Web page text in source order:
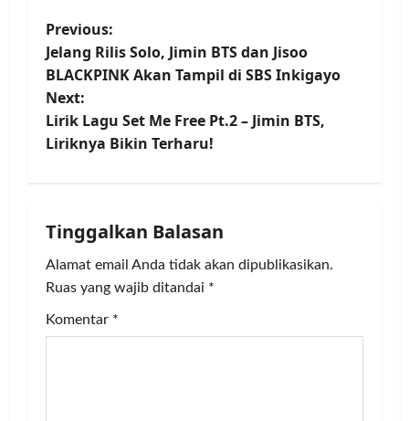
P
o
s
t
a
v
i
g
Previous:
Jelang Rilis Solo, Jimin BTS dan Jisoo
BLACKPINK Akan Tampil di SBS Inkigayo
Next:
Lirik Lagu Set Me Free Pt.2 – Jimin BTS,
Liriknya Bikin Terharu!
Tinggalkan Balasan
Alamat email Anda tidak akan dipublikasikan.
Ruas yang wajib ditandai *
Komentar *